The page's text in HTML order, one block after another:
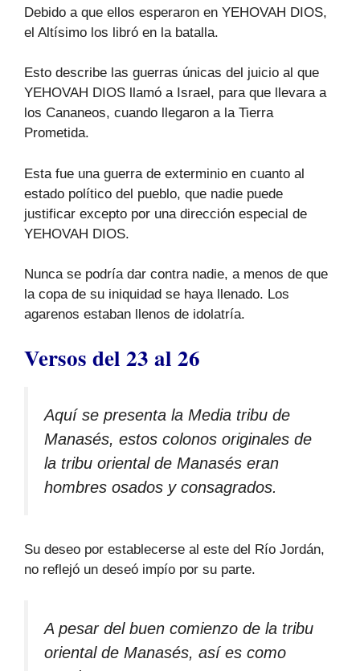
Debido a que ellos esperaron en YEHOVAH DIOS,
el Altísimo los libró en la batalla.
Esto describe las guerras únicas del juicio al que
YEHOVAH DIOS llamó a Israel, para que llevara a
los Cananeos, cuando llegaron a la Tierra
Prometida.
Esta fue una guerra de exterminio en cuanto al
estado político del pueblo, que nadie puede
justificar excepto por una dirección especial de
YEHOVAH DIOS.
Nunca se podría dar contra nadie, a menos de que
la copa de su iniquidad se haya llenado. Los
agarenos estaban llenos de idolatría.
Versos del 23 al 26
Aquí se presenta la Media tribu de
Manasés, estos colonos originales de
la tribu oriental de Manasés eran
hombres osados y consagrados.
Su deseo por establecerse al este del Río Jordán,
no reflejó un deseó impío por su parte.
A pesar del buen comienzo de la tribu
oriental de Manasés, así es como